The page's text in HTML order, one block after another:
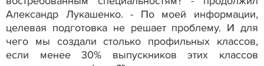
Александр Лукашенко. - По моей информации,
целевая подготовка не решает проблему. И для
чего мы создали столько профильных классов,
если менее 30% выпускников этих классов